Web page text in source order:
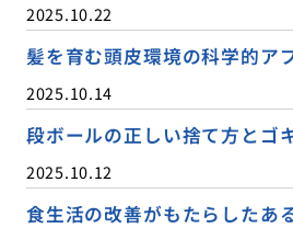
2025.10.22
髪を育む頭皮環境の科学的ア
2025.10.14
段ボールの正しい捨て方とゴ
2025.10.12
食生活の改善がもたらしたあ